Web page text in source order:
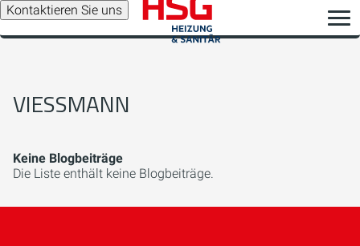
Kontaktieren Sie uns
VIESSMANN
Keine Blogbeiträge
Die Liste enthält keine Blogbeiträge.